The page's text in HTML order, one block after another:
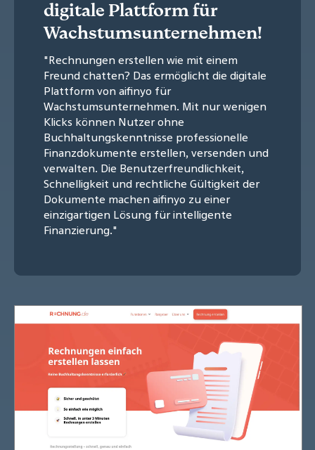
digitale Plattform für
Wachstumsunternehmen!
"Rechnungen erstellen wie mit einem
Freund chatten? Das ermöglicht die digitale
Plattform von aifinyo für
Wachstumsunternehmen. Mit nur wenigen
Klicks können Nutzer ohne
Buchhaltungskenntnisse professionelle
Finanzdokumente erstellen, versenden und
verwalten. Die Benutzerfreundlichkeit,
Schnelligkeit und rechtliche Gültigkeit der
Dokumente machen aifinyo zu einer
einzigartigen Lösung für intelligente
Finanzierung."